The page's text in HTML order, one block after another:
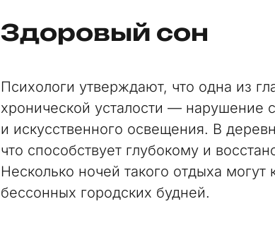
Здоровый сон
Психологи утверждают, что одна из
хронической усталости — нарушение
и искусственного освещения. В
что способствует глубокому и
Несколько ночей такого отдыха
бессонных городских будней.